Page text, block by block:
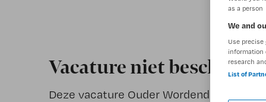
Vacature niet
Deze vacature Ouder Wordende Cliënt
as a person
We and
Use
information
research
List of